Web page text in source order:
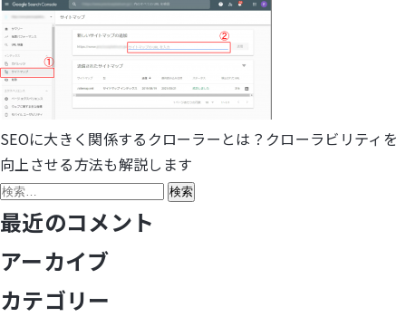
投
稿
ナ
ビ
ゲ
SEOに大きく関係するクローラーとは？クローラビリティを
向上させる方法も解説します
検
索:
最近のコメント
アーカイブ
カテゴリー